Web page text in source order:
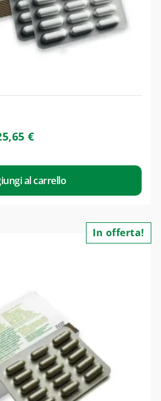
€
al carrello
In offerta!